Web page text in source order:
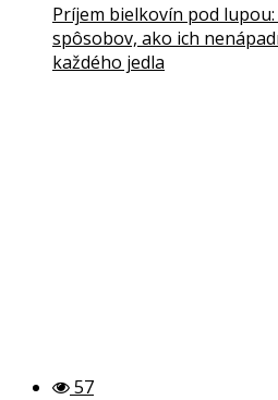
Príjem bielkovín pod
spôsobov, ako ich
každého jedla
57